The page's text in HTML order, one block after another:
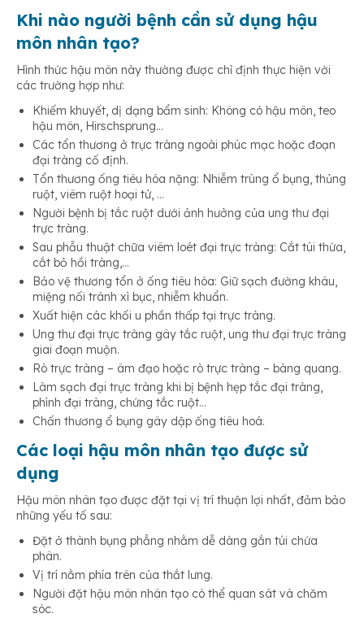
Khi nào người bệnh cần sử dụng hậu
môn nhân tạo?
Hình thức hậu môn này thường được chỉ định thực hiện với
các trường hợp như:
Khiếm khuyết, dị dạng bẩm sinh: Không có hậu môn, teo
hậu môn, Hirschsprung…
Các tổn thương ở trực tràng ngoài phúc mạc hoặc đoạn
đại tràng cố định.
Tổn thương ống tiêu hóa nặng: Nhiễm trùng ổ bụng, thủng
ruột, viêm ruột hoại tử, …
Người bệnh bị tắc ruột dưới ảnh hưởng của ung thư đại
trực tràng.
Sau phẫu thuật chữa viêm loét đại trực tràng: Cắt túi thừa,
cắt bỏ hồi tràng,…
Bảo vệ thương tổn ở ống tiêu hóa: Giữ sạch đường khâu,
miệng nối tránh xì bục, nhiễm khuẩn.
Xuất hiện các khối u phần thấp tại trực tràng.
Ung thư đại trực tràng gây tắc ruột, ung thư đại trực tràng
giai đoạn muộn.
Rò trực tràng – âm đạo hoặc rò trực tràng – bàng quang.
Làm sạch đại trực tràng khi bị bệnh hẹp tắc đại tràng,
phình đại tràng, chứng tắc ruột…
Chấn thương ổ bụng gây dập ống tiêu hoá.
Các loại hậu môn nhân tạo được sử
dụng
Hậu môn nhân tạo được đặt tại vị trí thuận lợi nhất, đảm bảo
những yếu tố sau:
Đặt ở thành bụng phẳng nhằm dễ dàng gắn túi chứa
phân.
Vị trí nằm phía trên của thắt lưng.
Người đặt hậu môn nhân tạo có thể quan sát và chăm
sóc.